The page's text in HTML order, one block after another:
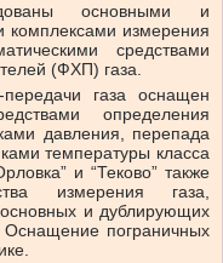
основными и
измерения
средствами
(ФХП) газа.
газа оснащен
определения
давления, перепада
температуры класса
и “Теково” также
измерения газа,
и дублирующих
Оснащение пограничных